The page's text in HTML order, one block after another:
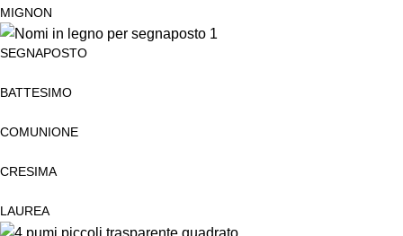
MIGNON
SEGNAPOSTO
BATTESIMO
COMUNIONE
CRESIMA
LAUREA